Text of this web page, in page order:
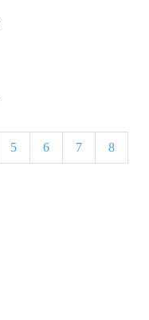
5 6 7 8